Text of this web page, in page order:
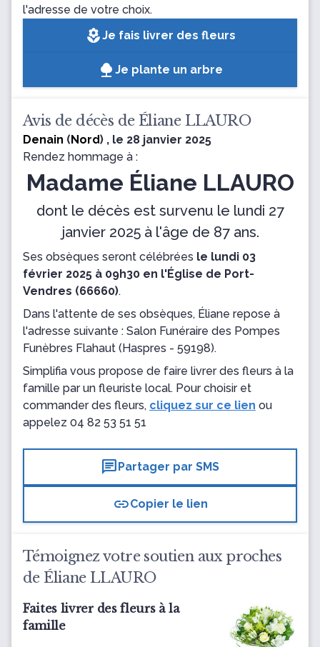
l'adresse de votre choix.
local_floristJe fais livrer des fleurs
Je plante un arbre
Avis de décès de Éliane LLAURO
Denain (Nord) , le 28 janvier 2025
Rendez hommage à :
Madame Éliane LLAURO
dont le décès est survenu le lundi 27
janvier 2025 à l'âge de 87 ans.
Ses obsèques seront célébrées le lundi 03
février 2025 à 09h30 en l'Église de Port-
Vendres (66660).
Dans l'attente de ses obsèques, Éliane repose à
l'adresse suivante : Salon Funéraire des Pompes
Funèbres Flahaut (Haspres - 59198).
Simplifia vous propose de faire livrer des fleurs à la
famille par un fleuriste local. Pour choisir et
commander des fleurs, cliquez sur ce lien ou
appelez 04 82 53 51 51
chatPartager par SMS
linkCopier le lien
Témoignez votre soutien aux proches
de Éliane LLAURO
Faites livrer des fleurs à la
famille